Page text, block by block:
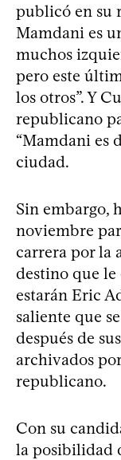
publicó en su
Mamdani es
muchos
pero este
los otros”. Y
republicano
“Mamdani es
ciudad.
Sin embargo,
noviembre
carrera por la
destino que le
estarán Eric
saliente que
después de
archivados
republicano.
Con su
la posibilidad